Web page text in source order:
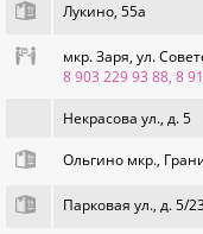
Лукино, 55а
мкр. Заря, ул.
8 903 229 93 88, 8
Некрасова ул., д. 5
Ольгино мкр.,
Парковая ул., д. 5/